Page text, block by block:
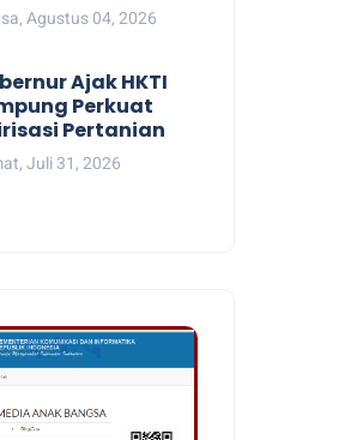
Agustus 04, 2026
Ajak HKTI
Perkuat
Pertanian
Juli 31, 2026